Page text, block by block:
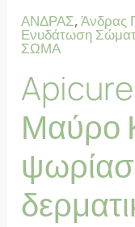
ΑΝΔΡΑΣ,Άνδρας
Ενυδάτωση
ΣΩΜΑ
Μαύρο